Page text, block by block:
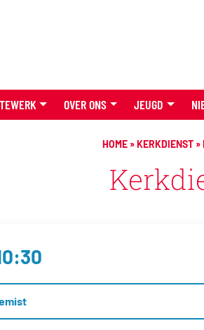
OVER ONS JEUGD
HOME »KERKDIENST »